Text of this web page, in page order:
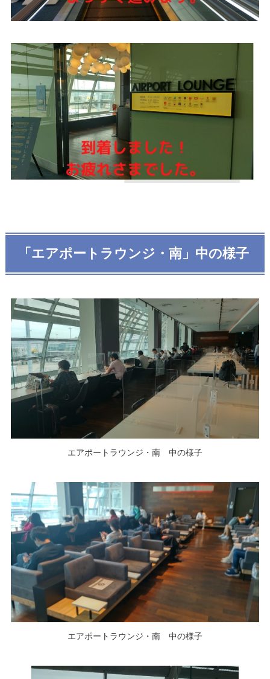
「エアポートラウンジ・南」中の様子
エアポートラウンジ・南 中の様子
エアポートラウンジ・南 中の様子